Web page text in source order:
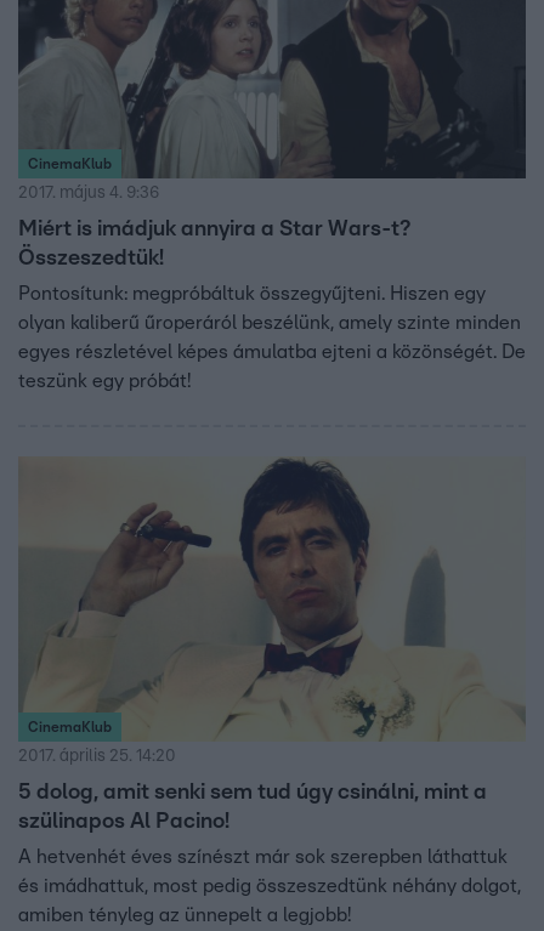
CinemaKlub
2017. május 4. 9:36
Miért is imádjuk annyira a Star Wars-t?
Összeszedtük!
Pontosítunk: megpróbáltuk összegyűjteni. Hiszen egy
olyan kaliberű űroperáról beszélünk, amely szinte minden
egyes részletével képes ámulatba ejteni a közönségét. De
teszünk egy próbát!
CinemaKlub
2017. április 25. 14:20
5 dolog, amit senki sem tud úgy csinálni, mint a
szülinapos Al Pacino!
A hetvenhét éves színészt már sok szerepben láthattuk
és imádhattuk, most pedig összeszedtünk néhány dolgot,
amiben tényleg az ünnepelt a legjobb!